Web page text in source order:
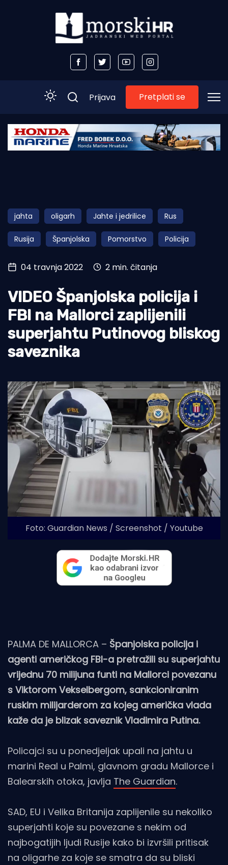
Početna
Obala
Otoci
Turizam i nautika
Pomorstvo
Ekologija
Tradicija i kultura
Prijava Pretplati se
jahta oligarh Jahte i jedrilice Rus
Rusija Španjolska Pomorstvo Policija
04 travnja 2022 2 min. čitanja
VIDEO Španjolska policija i
FBI na Mallorci zaplijenili
superjahtu Putinovog bliskog
saveznika
Foto: Guardian News / Screenshot / Youtube
PALMA DE MALLORCA – Španjolska policija i
agenti američkog FBI-a pretražili su superjahtu
vrijednu 70 milijuna funti na Mallorci povezanu
s Viktorom Vekselbergom, sankcioniranim
ruskim milijarderom za kojeg američka vlada
kaže da je blizak saveznik Vladimira Putina.
Policajci su u ponedjeljak upali na jahtu u
marini Real u Palmi, glavnom gradu Mallorce i
Balearskih otoka, javlja The Guardian.
SAD, EU i Velika Britanija zaplijenile su nekoliko
superjahti koje su povezane s nekim od
najbogatijih ljudi Rusije kako bi izvršili pritisak
na oligarhe za koje se smatra da su bliski